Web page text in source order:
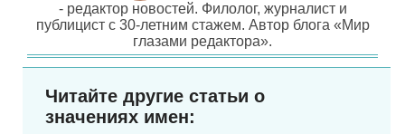
- редактор новостей. Филолог, журналист и
публицист с 30-летним стажем. Автор блога «Мир
глазами редактора».
Читайте другие статьи о
значениях имен: